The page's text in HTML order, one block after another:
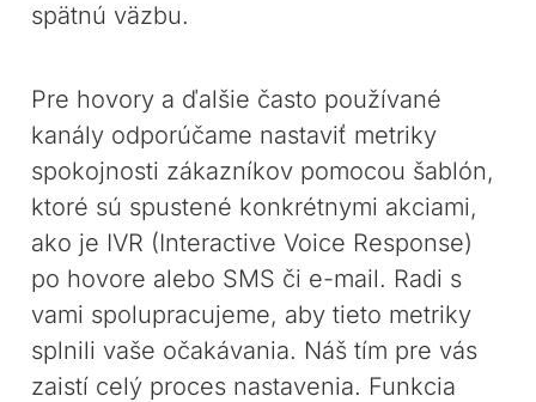
spätnú väzbu.
Pre hovory a ďalšie často používané
kanály odporúčame nastaviť metriky
spokojnosti zákazníkov pomocou šablón,
ktoré sú spustené konkrétnymi akciami,
ako je IVR (Interactive Voice Response)
po hovore alebo SMS či e-mail. Radi s
vami spolupracujeme, aby tieto metriky
splnili vaše očakávania. Náš tím pre vás
zaistí celý proces nastavenia. Funkcia